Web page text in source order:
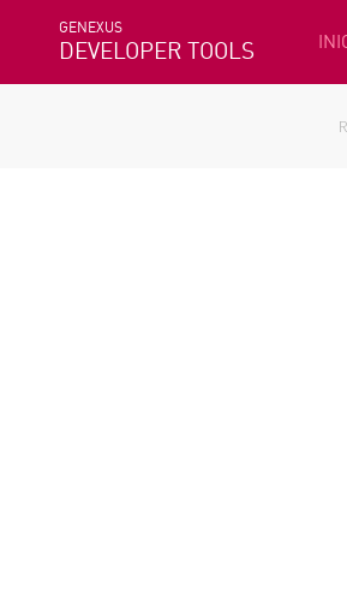
GENEXUS
DEVELOPER TOOLS